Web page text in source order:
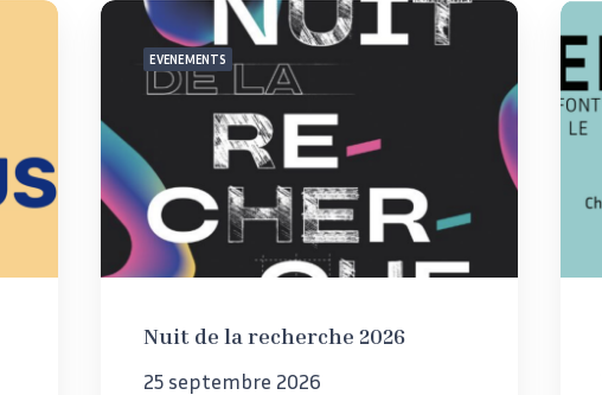
EVENEMENTS
Nuit de la recherche 2026
25 septembre 2026